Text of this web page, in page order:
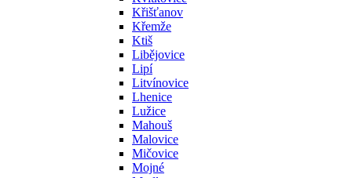
Křišťanov
Křemže
Ktiš
Libějovice
Lipí
Litvínovice
Lhenice
Lužice
Mahouš
Malovice
Mičovice
Mojné